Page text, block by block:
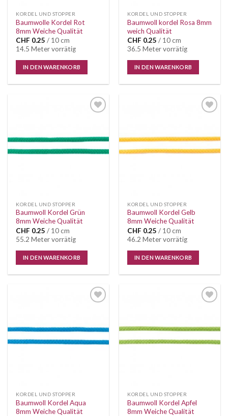
KORDEL UND STOPPER
Baumwolle Kordel Rot
8mm Weiche Qualität
CHF 0.25 / 10 cm
14.5 Meter vorrätig
IN DEN WARENKORB
KORDEL UND STOPPER
Baumwoll kordel Rosa 8mm
weich Qualität
CHF 0.25 / 10 cm
36.5 Meter vorrätig
IN DEN WARENKORB
KORDEL UND STOPPER
Baumwoll Kordel Grün
8mm Weiche Qualität
CHF 0.25 / 10 cm
55.2 Meter vorrätig
IN DEN WARENKORB
KORDEL UND STOPPER
Baumwoll Kordel Gelb
8mm Weiche Qualität
CHF 0.25 / 10 cm
46.2 Meter vorrätig
IN DEN WARENKORB
KORDEL UND STOPPER
Baumwoll Kordel Aqua
8mm Weiche Qualität
KORDEL UND STOPPER
Baumwoll Kordel Apfel
8mm Weiche Qualität